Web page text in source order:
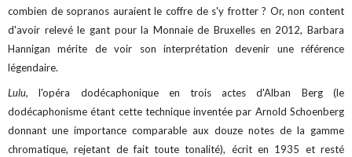
combien de sopranos auraient le coffre de s'y frotter ? Or, non content
d'avoir relevé le gant pour la Monnaie de Bruxelles en 2012, Barbara
Hannigan mérite de voir son interprétation devenir une référence
légendaire.
Lulu, l'opéra dodécaphonique en trois actes d'Alban Berg (le
dodécaphonisme étant cette technique inventée par Arnold Schoenberg
donnant une importance comparable aux douze notes de la gamme
chromatique, rejetant de fait toute tonalité), écrit en 1935 et resté